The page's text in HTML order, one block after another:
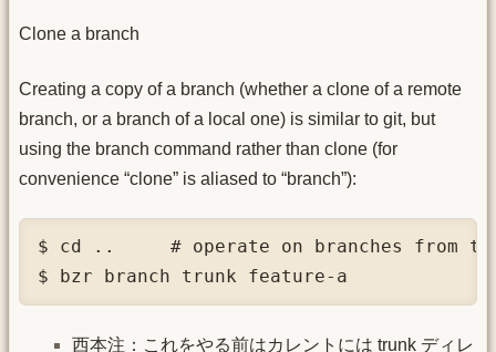
Clone a branch
Creating a copy of a branch (whether a clone of a remote
branch, or a branch of a local one) is similar to git, but
using the branch command rather than clone (for
convenience “clone” is aliased to “branch”):
$ cd ..     # operate on branches from
$ bzr branch trunk feature-a
西本注：これをやる前はカレントには trunk ディレ